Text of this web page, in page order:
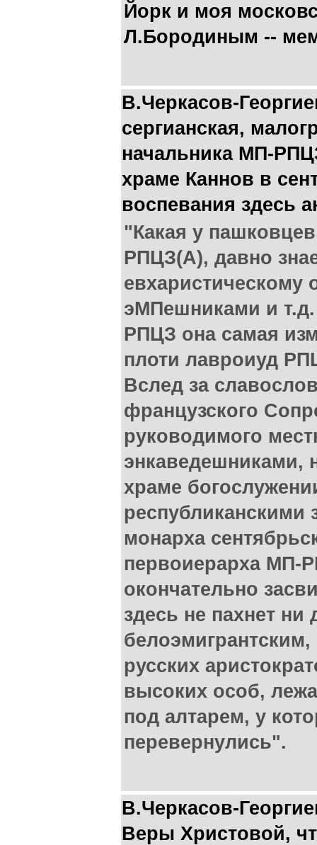
Йорк и моя
Л.Бородиным --
В.Черкасов-
сергианская,
начальника МП-
храме Каннов в
воспевания здесь
"Какая у
РПЦЗ(А), давно
евхаристическому
эМПешниками и т.д.
РПЦЗ она самая
плоти лавроиуд
Вслед за
французского
руководимого
энкаведешниками,
храме
республиканскими
монарха
первоиерарха МП-
окончательно
здесь не пахнет
русских
высоких особ,
под алтарем, у
перевернулись".
В.Черкасов-
Веры Христовой,